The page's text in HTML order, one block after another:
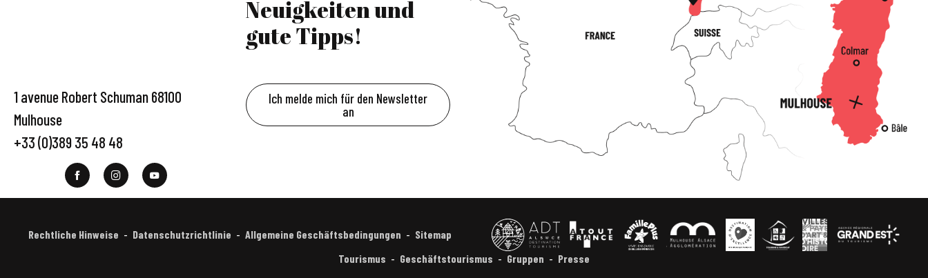
1 avenue Robert Schuman 68100
Mulhouse
+33 (0)389 35 48 48
Neuigkeiten und
gute Tipps!
Ich melde mich für den Newsletter
an
Rechtliche Hinweise Datenschutzrichtlinie Allgemeine Geschäftsbedingungen
Sitemap
Tourismus
Geschäftstourismus Gruppen Presse